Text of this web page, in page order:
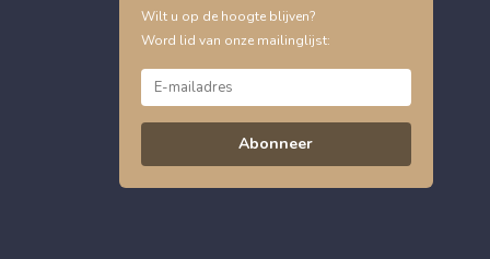
Wilt u op de hoogte blijven?
Word lid van onze mailinglijst:
Abonneer